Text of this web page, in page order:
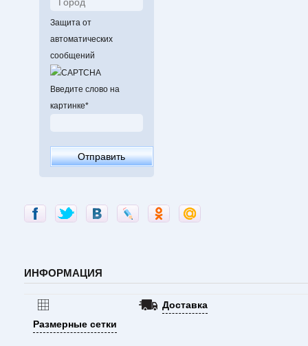
Защита от
автоматических
сообщений
Введите слово на
картинке*
ИНФОРМАЦИЯ
Размерные сетки
Доставка